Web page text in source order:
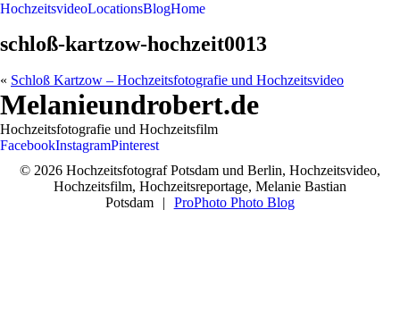
HochzeitsvideoLocationsBlogHome
schloß-kartzow-hochzeit0013
« Schloß Kartzow – Hochzeitsfotografie und Hochzeitsvideo
Melanieundrobert.de
Hochzeitsfotografie und Hochzeitsfilm
FacebookInstagramPinterest
© 2026 Hochzeitsfotograf Potsdam und Berlin, Hochzeitsvideo,
Hochzeitsfilm, Hochzeitsreportage, Melanie Bastian
Potsdam
| ProPhoto Photo Blog